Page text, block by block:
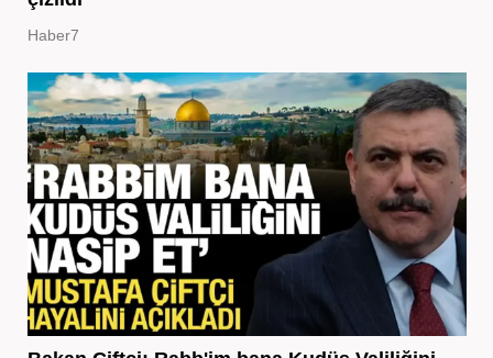
Haber7